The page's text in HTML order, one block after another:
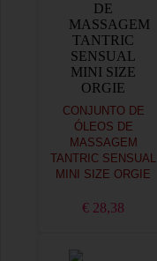
CONJUNTO DE
ÓLEOS DE
MASSAGEM
TANTRIC SENSUAL
MINI SIZE ORGIE
€ 28,38